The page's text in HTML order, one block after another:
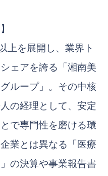
上を展開し、業界ト
ェアを誇る「湘南美
ループ」。その中核
の経理として、安定
で専門性を磨ける環
業とは異なる「医療
の決算や事業報告書